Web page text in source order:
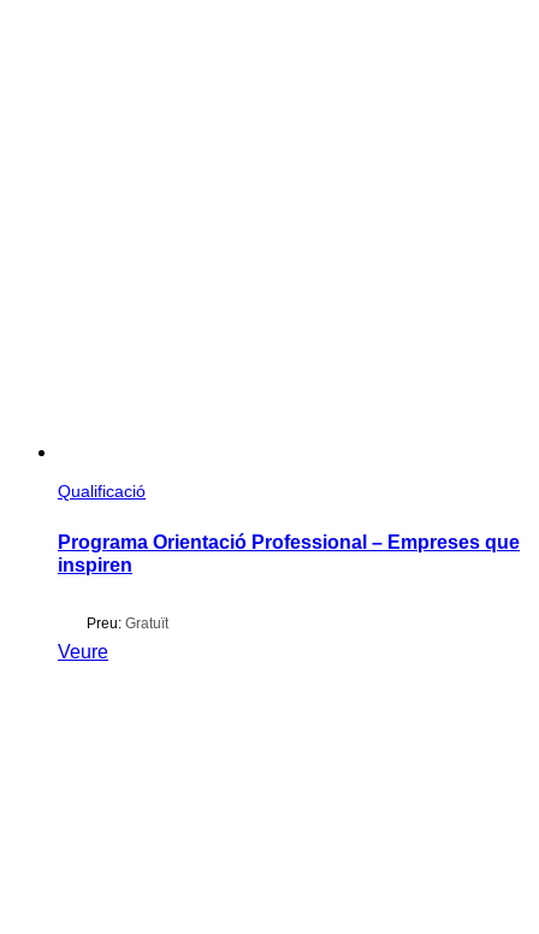
Qualificació
Programa Orientació Professional – Empreses que
inspiren
Preu: Gratuït
Veure